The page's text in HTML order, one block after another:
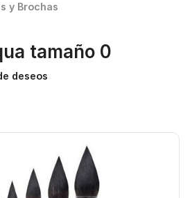
y Brochas
tamaño 0
deseos